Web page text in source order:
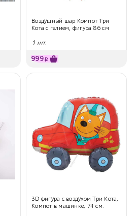
Воздушный шар Компот Три
Кота с гелием, фигура 86 см
1 шт.
999₽
3D фигура с воздухом Три Кота,
Компот в машинке, 74 см.